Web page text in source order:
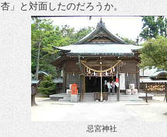
杏」と対面したのだろうか。
忌宮神社